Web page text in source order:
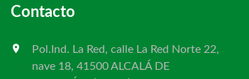
Contacto
Pol.Ind. La Red, calle La Red Norte 22,
nave 18, 41500 ALCALÁ DE